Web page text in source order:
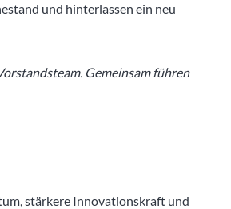
und hinterlassen ein neu
Gemeinsam führen
stärkere Innovationskraft und